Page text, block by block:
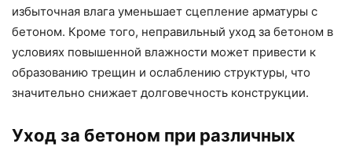
избыточная влага уменьшает сцепление арматуры с
бетоном. Кроме того, неправильный уход за бетоном в
условиях повышенной влажности может привести к
образованию трещин и ослаблению структуры, что
значительно снижает долговечность конструкции.
Уход за бетоном при различных